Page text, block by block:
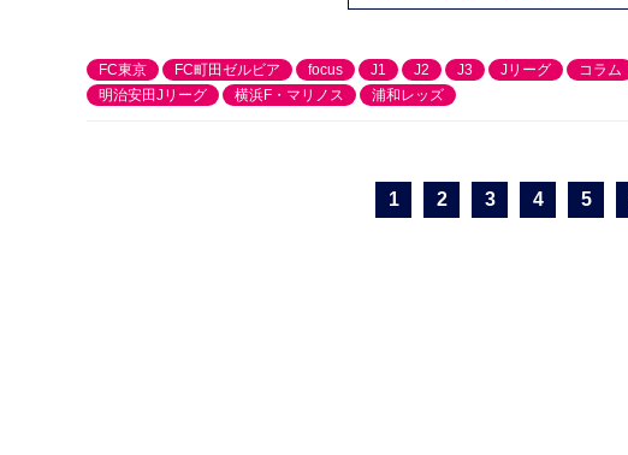
FC東京 FC町田ゼルビア focus J1 J2 J3 Jリーグ コラム
明治安田Jリーグ
横浜F・マリノス 浦和レッズ
1 2 3 4 5